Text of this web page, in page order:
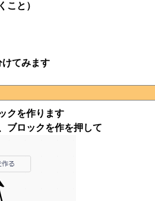
こと）
てみます
クを作ります
ブロックを作を押して